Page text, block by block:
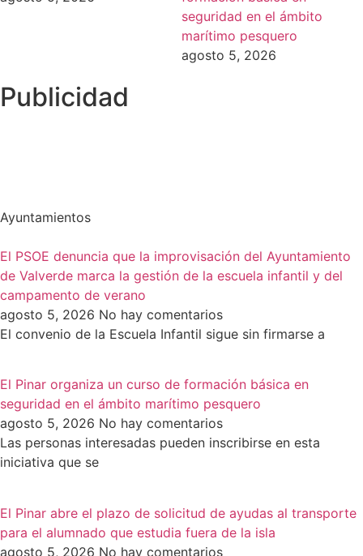
seguridad en el ámbito
marítimo pesquero
agosto 5, 2026
Publicidad
Ayuntamientos
El PSOE denuncia que la improvisación del Ayuntamiento
de Valverde marca la gestión de la escuela infantil y del
campamento de verano
agosto 5, 2026 No hay comentarios
El convenio de la Escuela Infantil sigue sin firmarse a
El Pinar organiza un curso de formación básica en
seguridad en el ámbito marítimo pesquero
agosto 5, 2026 No hay comentarios
Las personas interesadas pueden inscribirse en esta
iniciativa que se
El Pinar abre el plazo de solicitud de ayudas al transporte
para el alumnado que estudia fuera de la isla
agosto 5, 2026 No hay comentarios